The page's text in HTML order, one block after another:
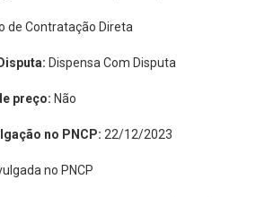
de Contratação Direta
Dispensa Com Disputa
preço: Não
no PNCP: 22/12/2023
no PNCP